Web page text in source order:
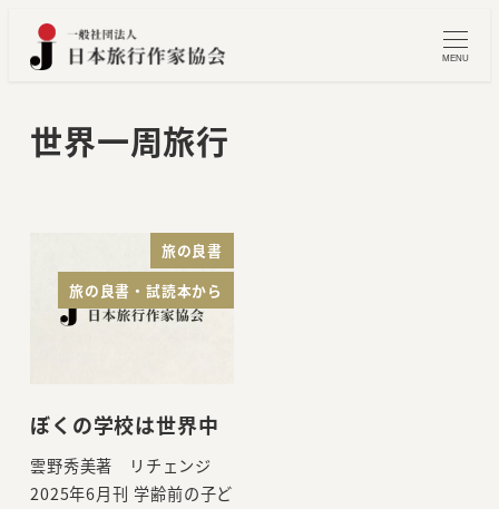
MENU
世界一周旅行
旅の良書
旅の良書・試読本から
ぼくの学校は世界中
雲野秀美著 リチェンジ
2025年6月刊 学齢前の子ど